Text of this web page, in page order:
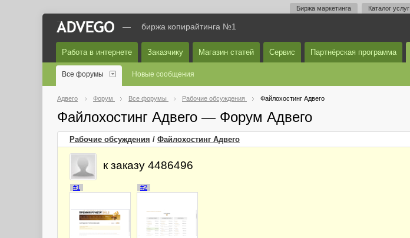
Биржа маркетинга Каталог услуг
— биржа копирайтинга №1
Работа в интернете Заказчику Магазин статей Сервис Партнёрская программа
Все форумы Новые сообщения
Адвего Форум Все форумы Рабочие обсуждения Файлохостинг Адвего
Файлохостинг Адвего — Форум Адвего
Рабочие обсуждения / Файлохостинг Адвего
к заказу 4486496
#1 #2